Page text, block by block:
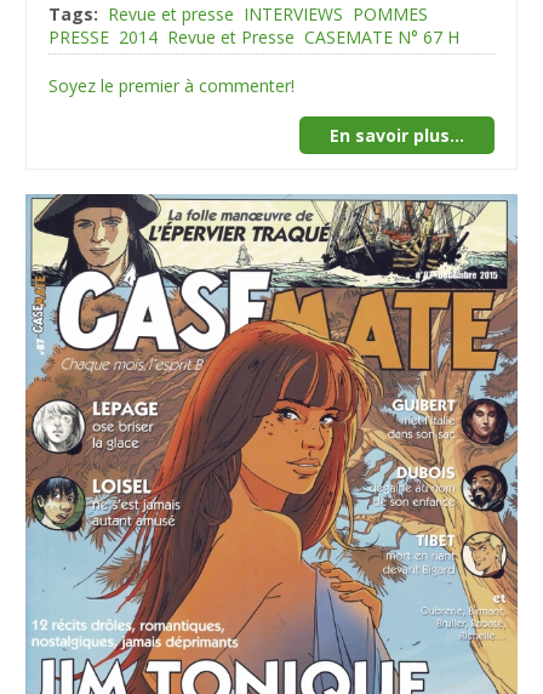
Tags: Revue et presse INTERVIEWS POMMES
PRESSE 2014 Revue et Presse CASEMATE N° 67 H
Soyez le premier à commenter!
En savoir plus...